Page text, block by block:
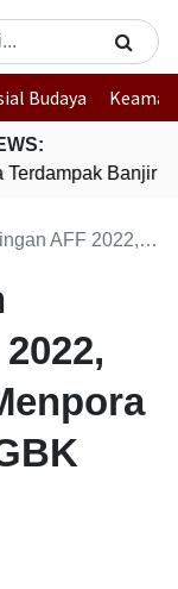
Budaya
Banjir di
Menpora RI Tinjau Stadion GBK